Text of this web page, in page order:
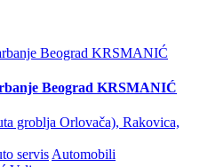
Beograd KRSMANIĆ
groblja Orlovača), Rakovica,
servis Automobili